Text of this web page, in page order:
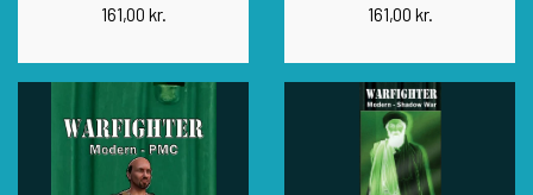
161,00 kr. 161,00 kr.